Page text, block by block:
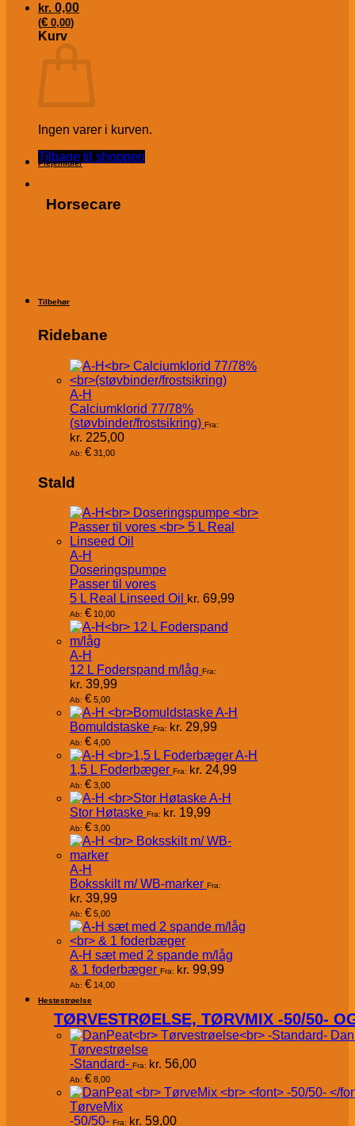
kr. 0,00
(€ 0,00)
Kurv
Ingen varer i kurven.
Tilbage til shoppen
Plejemidler
Horsecare
Tilbehør
Ridebane
A-H
Calciumklorid 77/78%
(støvbinder/frostsikring) Fra:
kr. 225,00
Ab: € 31,00
Stald
A-H
Doseringspumpe
Passer til vores
5 L Real Linseed Oil kr. 69,99
Ab: € 10,00
A-H
12 L Foderspand m/låg Fra:
kr. 39,99
Ab: € 5,00
A-H
Bomuldstaske Fra: kr. 29,99
Ab: € 4,00
A-H
1,5 L Foderbæger Fra: kr. 24,99
Ab: € 3,00
A-H
Stor Høtaske Fra: kr. 19,99
Ab: € 3,00
A-H
Boksskilt m/ WB-marker Fra:
kr. 39,99
Ab: € 5,00
A-H sæt med 2 spande m/låg
& 1 foderbæger Fra: kr. 99,99
Ab: € 14,00
Hestestrøelse
TØRVESTRØELSE, TØRVMIX -50/50-
Tørvestrøelse
-Standard- Fra: kr. 56,00
Ab: € 8,00
TørveMix
-50/50- Fra: kr. 59,00